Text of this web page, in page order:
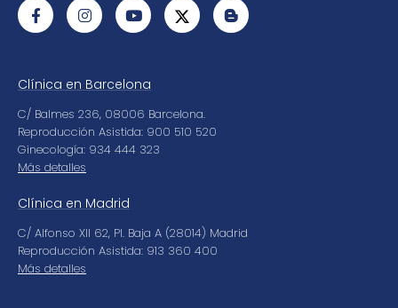
Clínica en Barcelona
C/ Balmes 236, 08006 Barcelona.
Reproducción Asistida: 900 510 520
Ginecología: 934 444 323
Más detalles
Clínica en Madrid
C/ Alfonso XII 62, Pl. Baja A (28014) Madrid
Reproducción Asistida: 913 360 400
Más detalles